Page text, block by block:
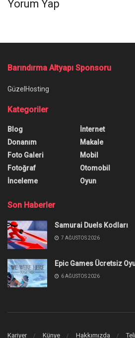
Yorum Yap
Barındırma Altyapı Sponsoru
GüzelHosting
Kategoriler
Blog
Donanım
Foto Galeri
Fotoğraf
İnceleme
İnternet
Makale
Mobil
Otomobil
Oyun
Son Haberler
Samurai Duels Kodları
7 AĞUSTOS 2026
Epic Games Ücretsiz
6 AĞUSTOS 2026
Kariyer Künye Hakkımızda